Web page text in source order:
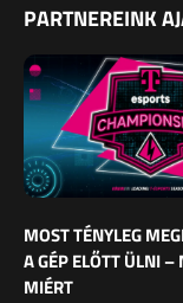
PARTNEREINK
MOST TÉNYLEG
A GÉP ELŐTT ÜLNI –
MIÉRT